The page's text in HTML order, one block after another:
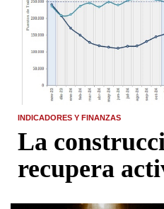
INDICADORES Y FINANZAS
La
recupera